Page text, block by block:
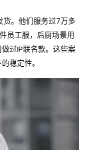
。他们服务过7万多
员工服，后厨场景用
过IP联名款。这些案
稳定性。